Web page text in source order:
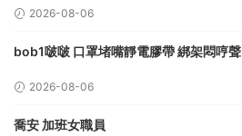
2026-08-06
bob1啵啵 口罩堵嘴靜電膠帶 綁架悶哼聲
2026-08-06
喬安 加班女職員